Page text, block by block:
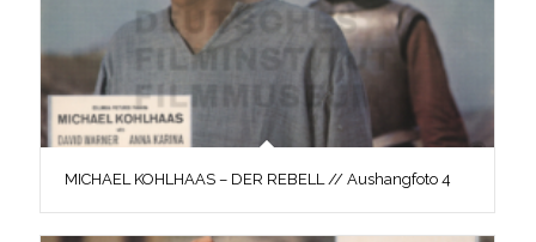
MICHAEL KOHLHAAS – DER REBELL // Aushangfoto 4